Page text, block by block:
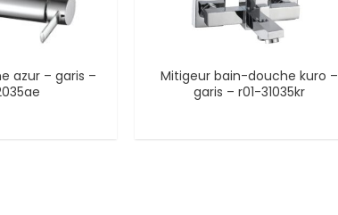
azur – garis –
Mitigeur bain-douche kuro –
garis – r01-31035kr